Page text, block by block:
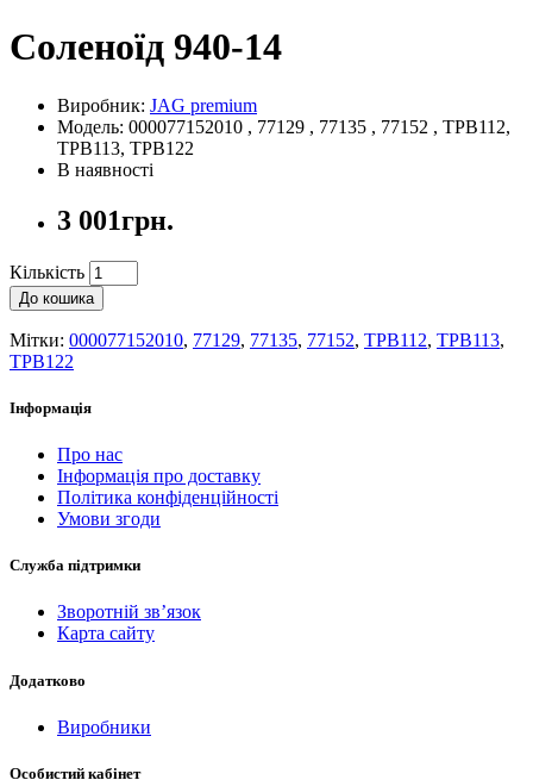
Соленоїд 940-14
Виробник: JAG premium
Модель: 000077152010 , 77129 , 77135 , 77152 , TPB112,
TPB113, TPB122
В наявності
3 001грн.
Кількість
До кошика
Мітки: 000077152010, 77129, 77135, 77152, TPB112, TPB113,
TPB122
Інформація
Про нас
Інформація про доставку
Політика конфіденційності
Умови згоди
Служба підтримки
Зворотній зв’язок
Карта сайту
Додатково
Виробники
Особистий кабінет